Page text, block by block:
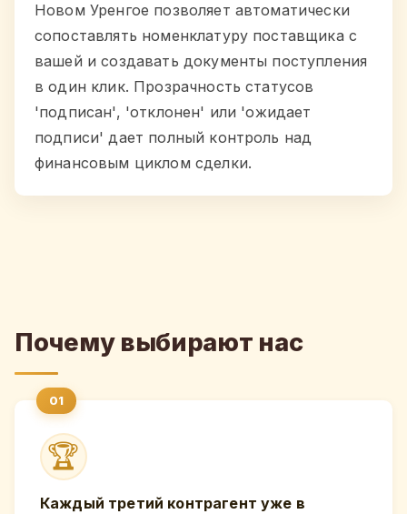
Новом Уренгое позволяет автоматически
сопоставлять номенклатуру поставщика с
вашей и создавать документы поступления
в один клик. Прозрачность статусов
'подписан', 'отклонен' или 'ожидает
подписи' дает полный контроль над
финансовым циклом сделки.
Почему выбирают нас
🏆
Каждый третий контрагент уже в